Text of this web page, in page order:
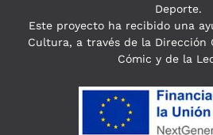
Deporte.
Este proyecto ha recibido una
Cultura, a través de la Dirección
Cómic y de la